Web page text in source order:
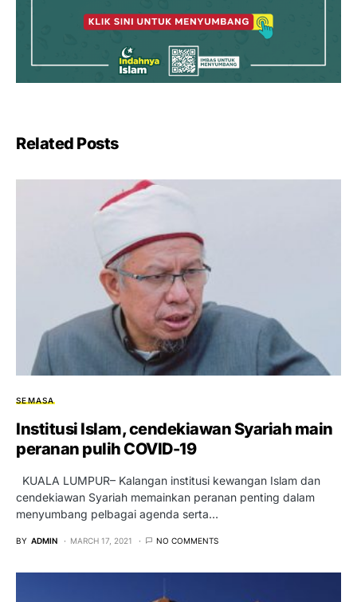
Related Posts
SEMASA
Institusi Islam, cendekiawan Syariah main
peranan pulih COVID-19
KUALA LUMPUR– Kalangan institusi kewangan Islam dan
cendekiawan Syariah memainkan peranan penting dalam
menyumbang pelbagai agenda serta…
BY ADMIN MARCH 17, 2021 NO COMMENTS